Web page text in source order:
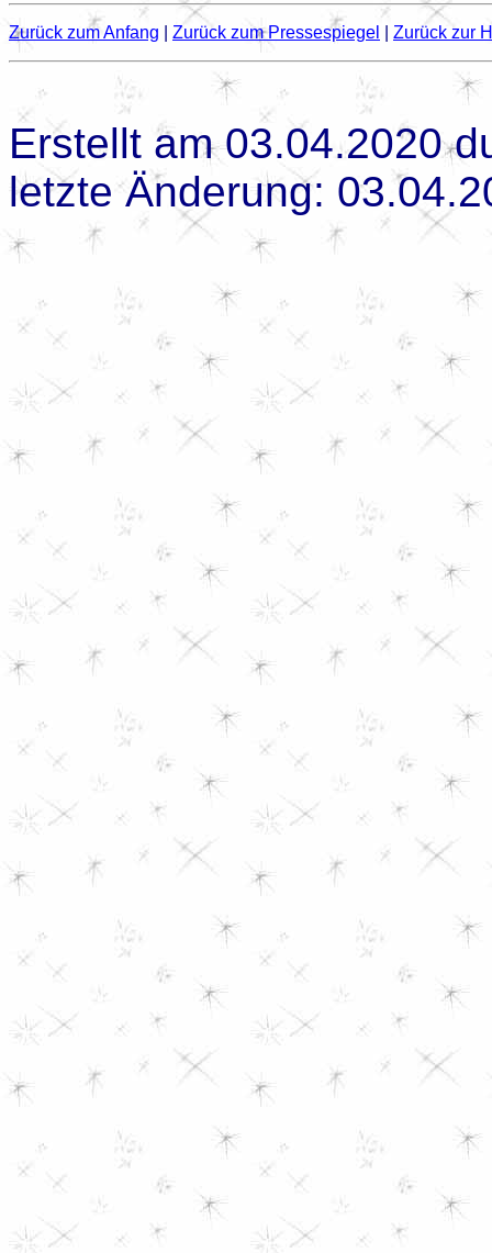
Zurück zum Anfang Zurück zum Pressespiegel Zurück zur
Erstellt am 03.04.2020
letzte Änderung: